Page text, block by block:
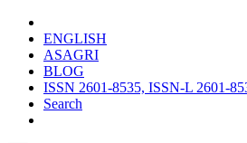
ENGLISH
ASAGRI
BLOG
ISSN 2601-8535, ISSN-L 2601-
Search